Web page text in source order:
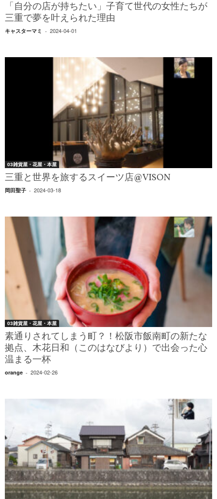
「自分の店が持ちたい」子育て世代の女性たちが
三重で夢を叶えられた理由
キャスターマミ - 2024-04-01
03雑貨屋・花屋・本屋
三重と世界を旅するスイーツ店@VISON
岡田聖子 - 2024-03-18
03雑貨屋・花屋・本屋
素通りされてしまう町？！松阪市飯南町の新たな
拠点、木花日和（このはなびより）で出会った心
温まる一杯
orange - 2024-02-26